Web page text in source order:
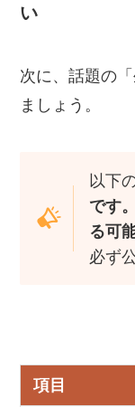
い
次に、話題の
ましょう。
以下
です
る可
必ず
項目